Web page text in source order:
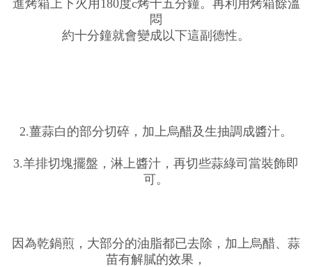
進烤箱上下火用180度c烤十五分鐘。再利用烤箱餘溫
悶
約十分鐘就會變成以下這副德性。
2.薑蒜白的部分切碎，加上烏醋及生抽調成醬汁。
3.羊排切塊擺盤，淋上醬汁，再切些蒜綠司當裝飾即
可。
因為乾鍋煎，大部分的油脂都已去除，加上烏醋、蒜
苗有解膩的效果，